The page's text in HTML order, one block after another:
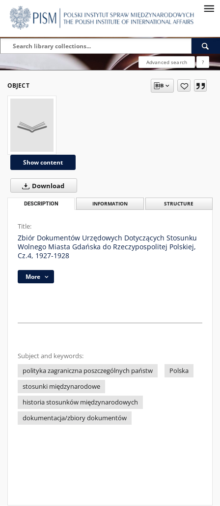
Advanced search ?
OBJECT
Show content
Download
DESCRIPTION INFORMATION STRUCTURE
Title:
Zbiór Dokumentów Urzędowych Dotyczących Stosunku
Wolnego Miasta Gdańska do Rzeczypospolitej Polskiej,
Cz.4, 1927-1928
More
Subject and keywords:
polityka zagraniczna poszczególnych państw
Polska
stosunki międzynarodowe
historia stosunków międzynarodowych
dokumentacja/zbiory dokumentów